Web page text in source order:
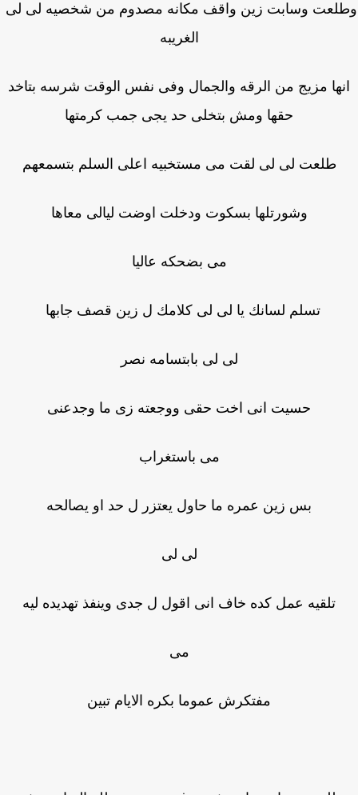
وسابت زين واقف مكانه مصدوم من شخصيه لى لى
الغريبه
مزيج من الرقه والجمال وفى نفس الوقت شرسه بتاخد
حقها ومش بتخلى حد يجى جمب كرمتها
طلعت لى لى لقت مى مستخبيه اعلى السلم بتسمعهم
وشورتلها بسكوت ودخلت اوضت ليالى معاها
مى بضحكه عاليا
تسلم لسانك يا لى لى كلامك ل زين قصف جابها
لى لى بابتسامه نصر
حسيت انى اخت حقى ووجعته زى ما وجدعنى
مى باستغراب
بس زين عمره ما حاول يعتزر ل حد او يصالحه
لى لى
تلقيه عمل كده خاف انى اقول ل جدى وينفذ تهديده ليه
مى
مفتكرش عموما بكره الايام تبين